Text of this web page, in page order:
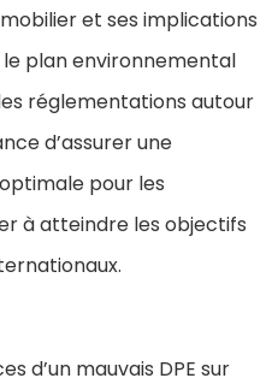
et ses implications
plan environnemental
réglementations autour
d’assurer une
pour les
à atteindre les objectifs
d’un mauvais DPE sur